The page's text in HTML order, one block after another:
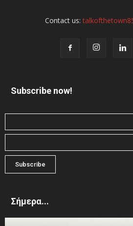
Contact us:
Subscribe now!
Σήμερα...